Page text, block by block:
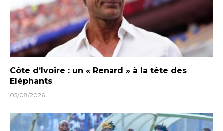
Côte d’Ivoire : un « Renard » à la tête des
Eléphants
05/08/2026